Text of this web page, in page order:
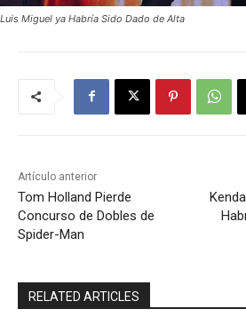
Luis Miguel ya Habría Sido Dado de Alta
Artículo anterior
Tom Holland Pierde
Concurso de Dobles de
Spider-Man
RELATED ARTICLES